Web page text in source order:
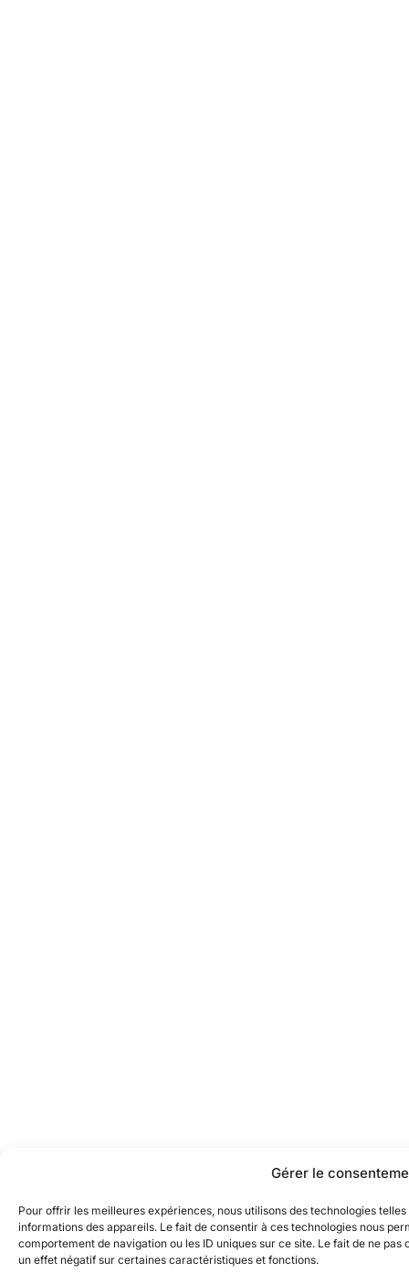
Gérer le
Pour offrir les meilleures expériences, nous utilisons des technologies
informations des appareils. Le fait de consentir à ces technologies nous
comportement de navigation ou les ID uniques sur ce site. Le fait de ne
un effet négatif sur certaines caractéristiques et fonctions.